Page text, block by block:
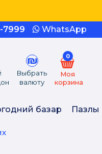
7999 WhatsApp
Выбрать
валюту
0
Моя
корзина
базар Пазлы